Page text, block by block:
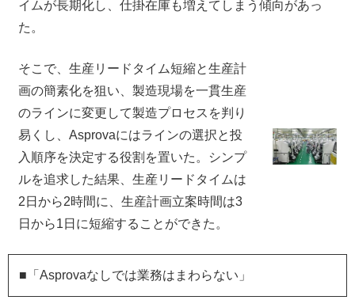
イムが長期化し、仕掛在庫も増えてしまう傾向があっ
た。
そこで、生産リードタイム短縮と生産計
画の簡素化を狙い、製造現場を一貫生産
のラインに変更して製造プロセスを判り
易くし、Asprovaにはラインの選択と投
入順序を決定する役割を置いた。シンプ
ルを追求した結果、生産リードタイムは
2日から2時間に、生産計画立案時間は3
日から1日に短縮することができた。
■「Asprovaなしでは業務はまわらない」